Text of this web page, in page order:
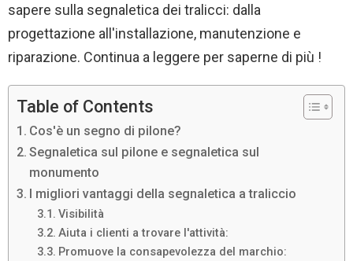
sapere sulla segnaletica dei tralicci: dalla
progettazione all'installazione, manutenzione e
riparazione. Continua a leggere per saperne di più !
Table of Contents
Cos'è un segno di pilone?
Segnaletica sul pilone e segnaletica sul
monumento
I migliori vantaggi della segnaletica a traliccio
Visibilità
Aiuta i clienti a trovare l'attività:
Promuove la consapevolezza del marchio: